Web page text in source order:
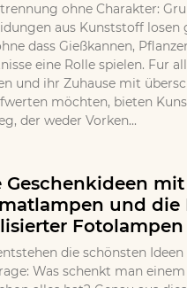
ohne Charakter:
aus Kunststoff losen
dass Gießkannen,
eine Rolle spielen. Fur
und ihr Zuhause mit
möchten, bieten
der weder Vorken...
Geschenkideen mit
und die
Fotolampen
die schönsten Ideen
Was schenkt man